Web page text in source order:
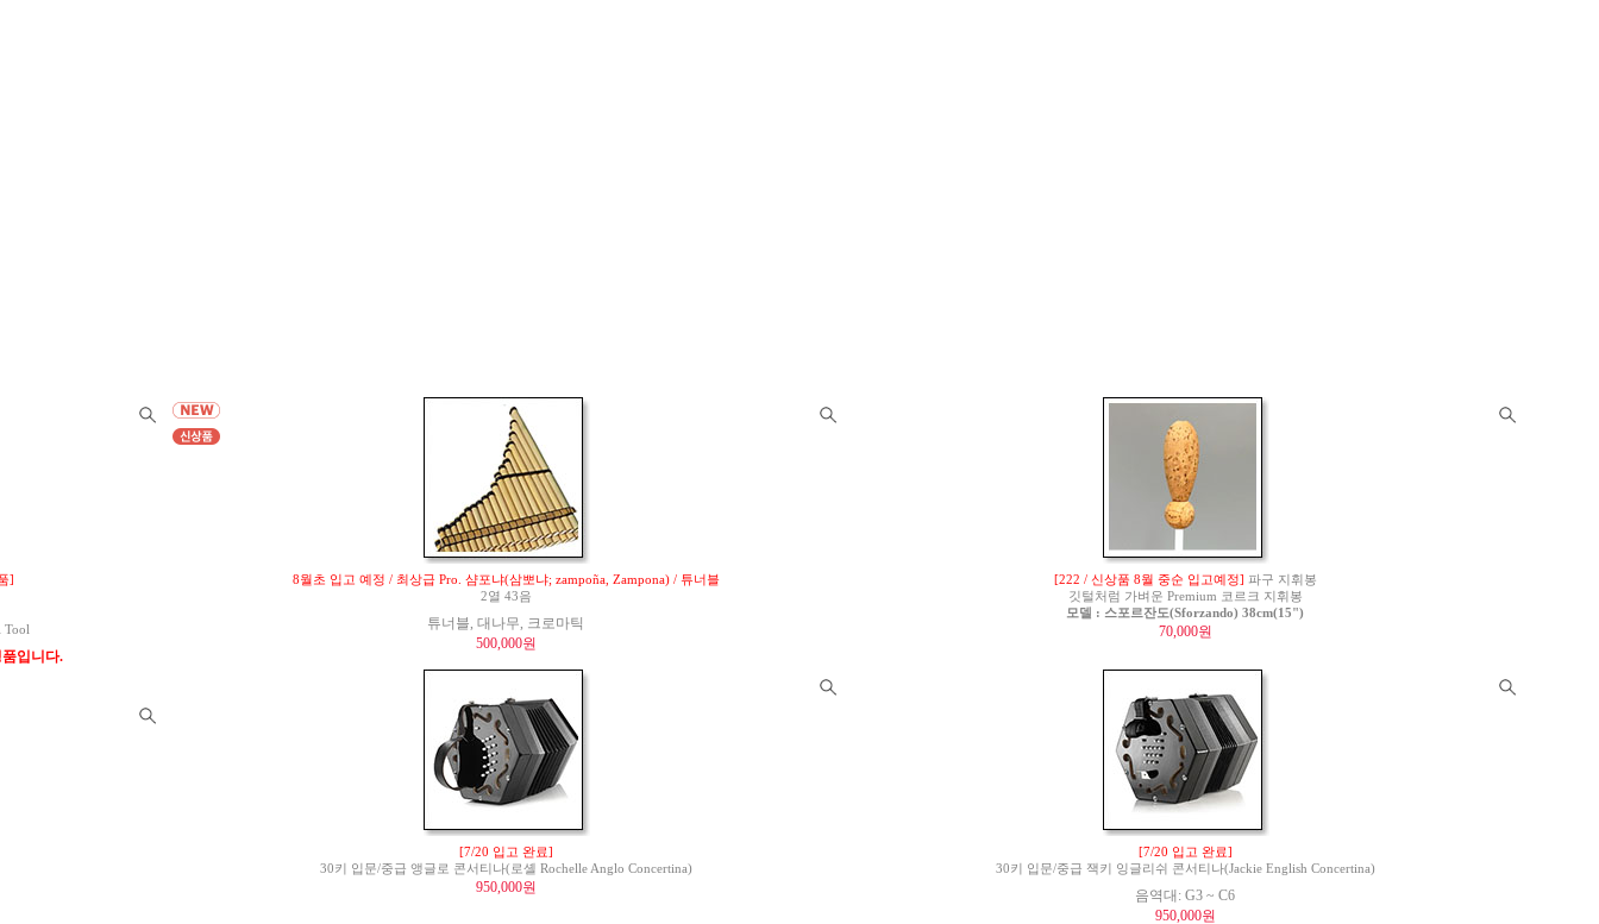
]
Tool
입니다.
8월초 입고 예정 / 최상급 Pro. 샴포냐(삼뽀냐; zampoña, Zampona) / 튜너블
2열 43음
튜너블, 대나무, 크로마틱
500,000원
[222 / 신상품 8월 중순 입고예정] 파구 지휘봉
깃털처럼 가벼운 Premium 코르크 지휘봉
모델 : 스포르잔도(Sforzando) 38cm(15")
70,000원
[7/20 입고 완료]
30키 입문/중급 앵글로 콘서티나(로셸 Rochelle Anglo Concertina)
950,000원
[7/20 입고 완료]
30키 입문/중급 잭키 잉글리쉬 콘서티나(Jackie English Concertina)
음역대: G3 ~ C6
950,000원